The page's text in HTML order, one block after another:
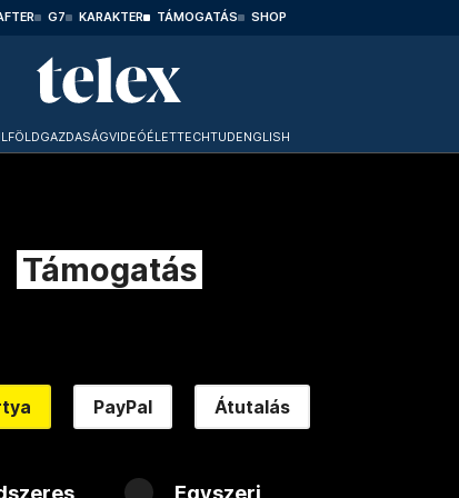
G7 KARAKTER TÁMOGATÁS SHOP
GAZDASÁGVIDEÓÉLETTECHTUDENGLISH
Támogatás
PayPal Átutalás
Egyszeri